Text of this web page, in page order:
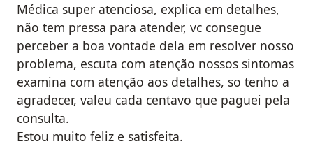
Médica super atenciosa, explica em detalhes,
não tem pressa para atender, vc consegue
perceber a boa vontade dela em resolver nosso
problema, escuta com atenção nossos sintomas
examina com atenção aos detalhes, so tenho a
agradecer, valeu cada centavo que paguei pela
consulta.
Estou muito feliz e satisfeita.